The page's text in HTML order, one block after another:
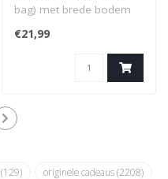
bag) met brede bodem
en in stevig katoen. Met
opdruk in '..
€21,99
(129) originele cadeaus(2208)